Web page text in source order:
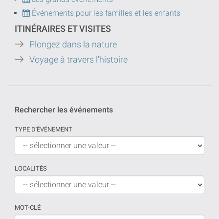
Événements pour les familles et les enfants
ITINÉRAIRES ET VISITES
Plongez dans la nature
Voyage à travers l'histoire
Rechercher les événements
TYPE D'ÉVÉNEMENT
LOCALITÉS
MOT-CLÉ